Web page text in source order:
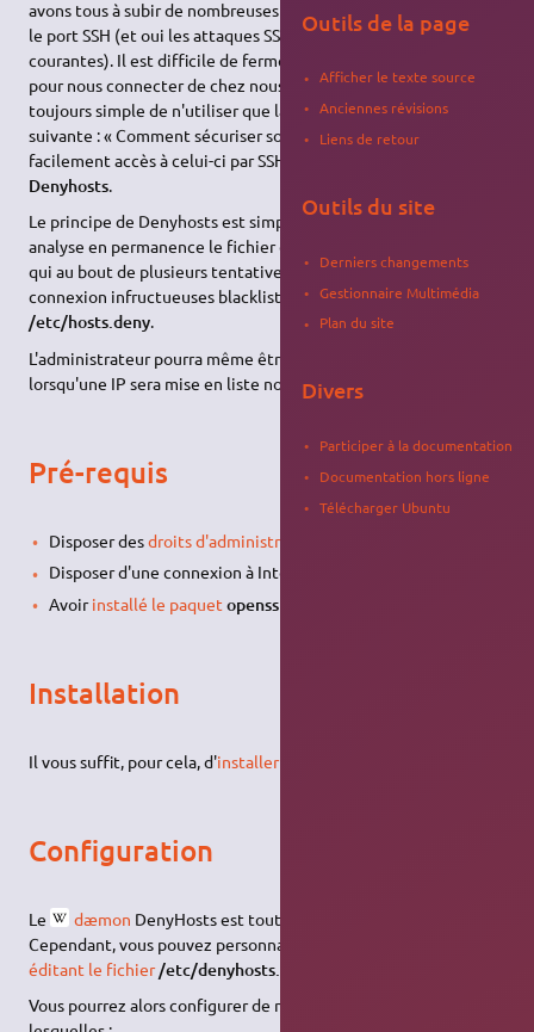
avons tous à subir de nombreuses tentatives de connexion sur
le port SSH (et oui les attaques SSH par dictionnaire sont
courantes). Il est difficile de fermer ce port que nous utilisons
pour nous connecter de chez nous à notre serveur préféré (pas
toujours simple de n'utiliser que la console !). D'où la question
suivante : « Comment sécuriser son serveur tout en ayant
facilement accès à celui-ci par SSH ? ». Une réponse peut être
Denyhosts.
Le principe de Denyhosts est simple : c'est un
dæmon
analyse en permanence le fichier de log
qui au bout de plusieurs tentatives (cf. «Configuration») de
connexion infructueuses blacklist l'IP en cause dans le fichier
/etc/hosts.deny.
L'administrateur pourra même être averti par courriel
lorsqu'une IP sera mise en liste noire.
Pré-requis
Disposer desdroits d'administration
Disposer d'une connexion à Internet configurée et activée ;
Avoirinstallé le paquet openssh-server
Installation
Il vous suffit, pour cela, d'installer le paquet
Configuration
Le dæmon DenyHosts est tout de suite opérationnel.
Cependant, vous pouvez personnaliser la configuration en
éditant le fichier /etc/denyhosts.conf
Vous pourrez alors configurer de nombreuses options parmi
Outils de la page
Afficher le texte source
Anciennes révisions
Liens de retour
Outils du site
Derniers changements
Gestionnaire Multimédia
Plan du site
Divers
Participer à la documentation
Documentation hors ligne
Télécharger Ubuntu